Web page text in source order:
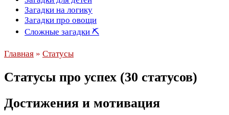
Загадки на логику
Загадки про овощи
Сложные загадки ⛏
Главная » Статусы
Статусы про успех (30 статусов)
Достижения и мотивация